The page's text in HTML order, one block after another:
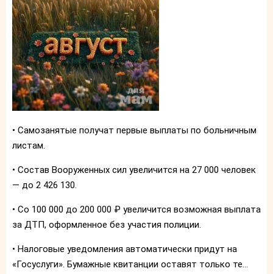
• Самозанятые получат первые выплаты по больничным
листам.
• Состав Вооруженных сил увеличится на 27 000 человек
— до 2 426 130.
• Со 100 000 до 200 000 ₽ увеличится возможная выплата
за ДТП, оформленное без участия полиции.
• Налоговые уведомления автоматически придут на
«Госуслуги». Бумажные квитанции оставят только те...